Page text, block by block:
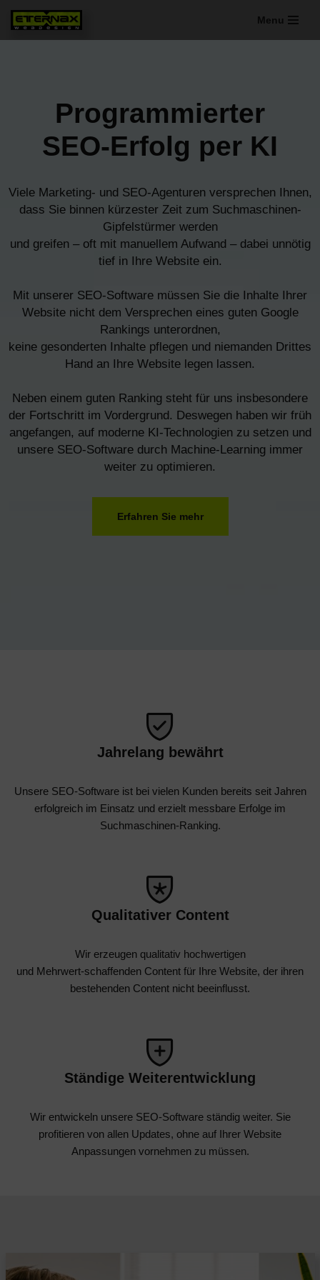
Zum
Menu
Programmierter
SEO-Erfolg per KI
Viele Marketing- und SEO-Agenturen versprechen Ihnen,
dass Sie binnen kürzester Zeit zum Suchmaschinen-
Gipfelstürmer werden
und greifen – oft mit manuellem Aufwand – dabei unnötig
tief in Ihre Website ein.
Mit unserer SEO-Software müssen Sie die Inhalte Ihrer
Website nicht dem Versprechen eines guten Google
Rankings unterordnen,
keine gesonderten Inhalte pflegen und niemanden Drittes
Hand an Ihre Website legen lassen.
Neben einem guten Ranking steht für uns insbesondere
der Fortschritt im Vordergrund. Deswegen haben wir früh
angefangen, auf moderne KI-Technologien zu setzen und
unsere SEO-Software durch Machine-Learning immer
weiter zu optimieren.
Erfahren Sie mehr
Jahrelang bewährt
Unsere SEO-Software ist bei vielen Kunden bereits seit Jahren
erfolgreich im Einsatz und erzielt messbare Erfolge im
Suchmaschinen-Ranking.
Qualitativer Content
Wir erzeugen qualitativ hochwertigen
und Mehrwert-schaffenden Content für Ihre Website, der ihren
bestehenden Content nicht beeinflusst.
Ständige Weiterentwicklung
Wir entwickeln unsere SEO-Software ständig weiter. Sie
profitieren von allen Updates, ohne auf Ihrer Website
Anpassungen vornehmen zu müssen.